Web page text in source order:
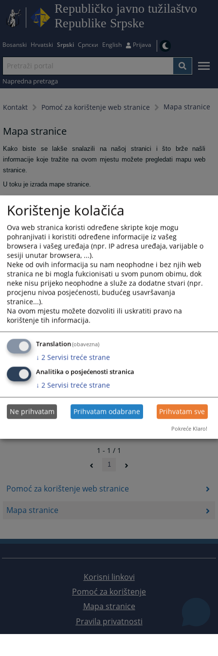
Republičko javno tužilaštvo
Republike Srpske
Bosanski Hrvatski Srpski Српски English Prijava
Napredna pretraga
Kontakt Pomoć za korištenje web stranice Mapa stranice
Pomoć za korištenje web stranice
Mapa stranice
Mapa stranice
Kako biste se lakše snalazili na našoj stranici i što brže našli
informacije koje tražite na ovom mjestu možete pregledati mapu web
stranice.
U toku je izrada mape stranice.
3093 PREGLEDA
1 - 1 / 1
1
Korisni linkovi
Pomoć za korištenje
Mapa stranice
Pravila privatnosti
Korištenje kolačića
Ova web stranica koristi određene skripte koje mogu
pohranjivati i koristiti određene informacije iz vašeg
browsera i vašeg uređaja (npr. IP adresa uređaja, varijable o
sesiji unutar browsera, ...).
Neke od ovih informacija su nam neophodne i bez njih web
stranica ne bi mogla fukcionisati u svom punom obimu, dok
neke nisu prijeko neophodne a služe za dodatne stvari (npr.
procjenu nivoa posjećenosti, budućeg usavršavanja
stranice...).
Na ovom mjestu možete dozvoliti ili uskratiti pravo na
korištenje tih informacija.
Translation(obavezna)
↓ 2 Servisi treće strane
Analitika o posjećenosti stranica
↓ 2 Servisi treće strane
Ne prihvatam Prihvatam odabrane Prihvatam sve
Pokreće Klaro!